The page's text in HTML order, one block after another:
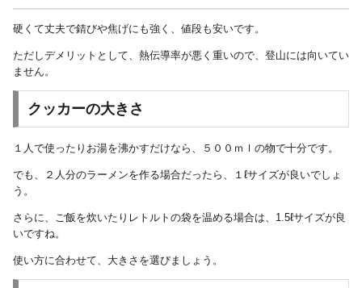
硬くて丈夫で錆びや焦げにも強く、値段も安いです。
ただしデメリットとして、熱伝導率が悪く重いので、登山には向いてい
ません。
クッカーの大きさ
１人で使ったりお湯を沸かすだけなら、５００ｍｌの物で十分です。
でも、２人分のラーメンを作る場合だったら、１ℓサイズが良いでしょ
う。
さらに、ご飯を炊いたりレトルトの袋を温める場合は、1.5ℓサイズが良
いですね。
使い方に合わせて、大きさを選びましょう。